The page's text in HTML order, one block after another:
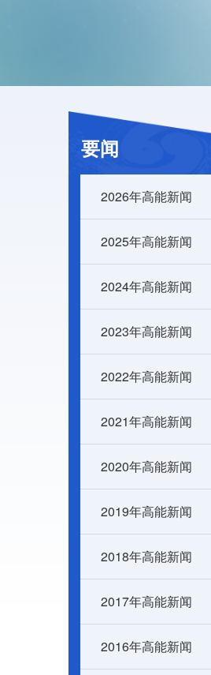
要闻
2026年高能新闻
2025年高能新闻
2024年高能新闻
2023年高能新闻
2022年高能新闻
2021年高能新闻
2020年高能新闻
2019年高能新闻
2018年高能新闻
2017年高能新闻
2016年高能新闻